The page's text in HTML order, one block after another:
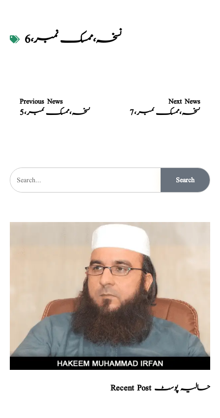
نسخہ،ممسک نمبر،6
Previous News
نسخہ،ممسک نمبر،5
Next News
نسخہ،ممسک نمبر،7
Search
Recent Post حالیہ پوسٹ